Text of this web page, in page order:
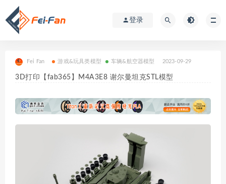
登录
Fei Fan 游戏&玩具类模型 车辆&航空器模型 2023-09-29
3D打印【fab365】M4A3E8 谢尔曼坦克STL模型